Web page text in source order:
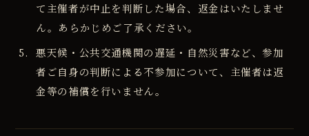
て主催者が中止を判断した場合、返金はいたしませ
ん。あらかじめご了承ください。
悪天候・公共交通機関の遅延・自然災害など、参加
者ご自身の判断による不参加について、主催者は返
金等の補償を行いません。